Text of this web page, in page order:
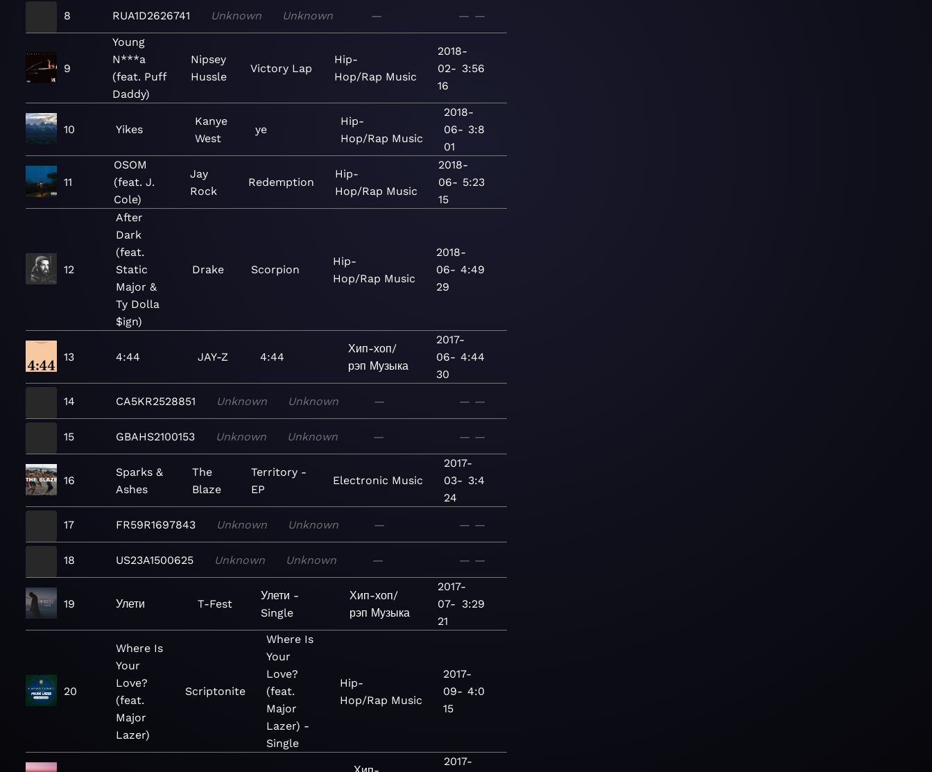
8 RUA1D2626741 Unknown Unknown — — —
9
Young
N***a
(feat. Puff
Daddy)
Nipsey
Hussle
Victory Lap
Hip-
Hop/Rap Music
2018-
02-
16
3:56
10 Yikes
Kanye
West
ye
Hip-
Hop/Rap Music
2018-
06-
01
3:8
11
OSOM
(feat. J.
Cole)
Jay
Rock
Redemption
Hip-
Hop/Rap Music
2018-
06-
15
5:23
12
After
Dark
(feat.
Static
Major &
Ty Dolla
$ign)
Drake Scorpion
Hip-
Hop/Rap Music
2018-
06-
29
4:49
13 4:44 JAY-Z 4:44
Хип-хоп/
рэп Музыка
2017-
06-
30
4:44
14 CA5KR2528851 Unknown Unknown — — —
15 GBAHS2100153 Unknown Unknown — — —
16
Sparks &
Ashes
The
Blaze
Territory -
EP
Electronic Music
2017-
03-
24
3:4
17 FR59R1697843 Unknown Unknown — — —
18 US23A1500625 Unknown Unknown — — —
19 Улети T-Fest
Улети -
Single
Хип-хоп/
рэп Музыка
2017-
07-
21
3:29
20
Where Is
Your
Love?
(feat.
Major
Lazer)
Scriptonite
Where Is
Your
Love?
(feat.
Major
Lazer) -
Single
Hip-
Hop/Rap Music
2017-
09-
15
4:0
2017-